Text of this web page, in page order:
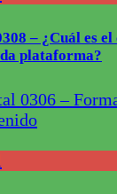
– ¿Cuál es el
plataforma?